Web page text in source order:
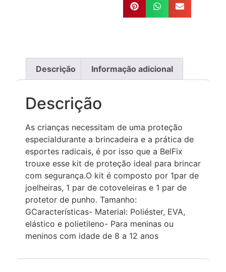
Descrição Informação adicional
Descrição
As crianças necessitam de uma proteção
especialdurante a brincadeira e a prática de
esportes radicais, é por isso que a BelFix
trouxe esse kit de proteção ideal para brincar
com segurança.O kit é composto por 1par de
joelheiras, 1 par de cotoveleiras e 1 par de
protetor de punho. Tamanho:
GCaracterísticas- Material: Poliéster, EVA,
elástico e polietileno- Para meninas ou
meninos com idade de 8 a 12 anos